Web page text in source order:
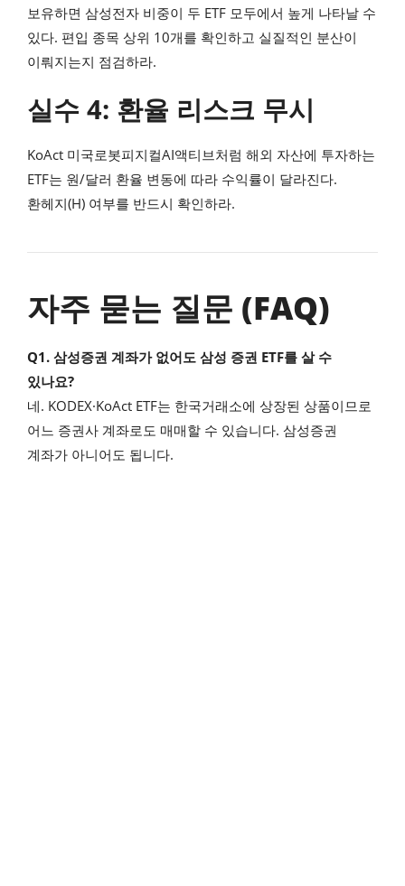
보유하면 삼성전자 비중이 두 ETF 모두에서 높게 나타날 수
있다. 편입 종목 상위 10개를 확인하고 실질적인 분산이
이뤄지는지 점검하라.
실수 4: 환율 리스크 무시
KoAct 미국로봇피지컬AI액티브처럼 해외 자산에 투자하는
ETF는 원/달러 환율 변동에 따라 수익률이 달라진다.
환헤지(H) 여부를 반드시 확인하라.
자주 묻는 질문 (FAQ)
Q1. 삼성증권 계좌가 없어도 삼성 증권 ETF를 살 수
있나요?
네. KODEX·KoAct ETF는 한국거래소에 상장된 상품이므로
어느 증권사 계좌로도 매매할 수 있습니다. 삼성증권
계좌가 아니어도 됩니다.